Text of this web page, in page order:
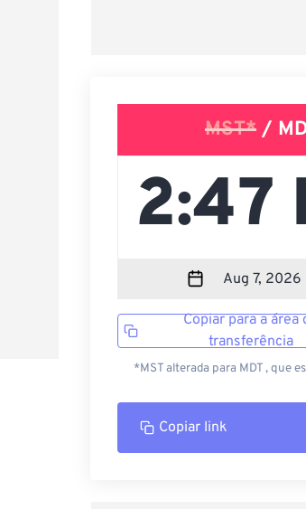
MST*/
Copiar para a área
transferência
*MST alterada para MDT , que
Copiar link